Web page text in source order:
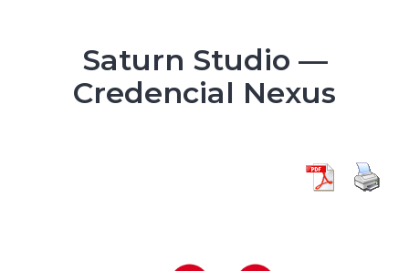
Saturn Studio —
Credencial Nexus